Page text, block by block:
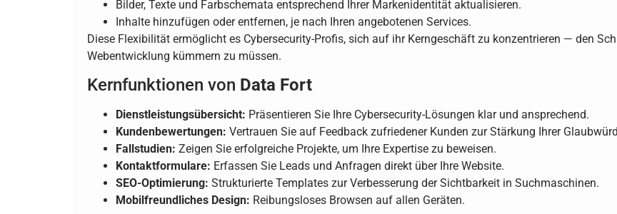
Bilder, Texte und Farbschemata entsprechend Ihrer Markenidentität aktualisieren.
Inhalte hinzufügen oder entfernen, je nach Ihren angebotenen Services.
Diese Flexibilität ermöglicht es Cybersecurity-Profis, sich auf ihr Kerngeschäft zu konzentrieren — den
Webentwicklung kümmern zu müssen.
Kernfunktionen von Data Fort
Dienstleistungsübersicht: Präsentieren Sie Ihre Cybersecurity-Lösungen klar und ansprechend.
Kundenbewertungen: Vertrauen Sie auf Feedback zufriedener Kunden zur Stärkung Ihrer
Fallstudien: Zeigen Sie erfolgreiche Projekte, um Ihre Expertise zu beweisen.
Kontaktformulare: Erfassen Sie Leads und Anfragen direkt über Ihre Website.
SEO-Optimierung: Strukturierte Templates zur Verbesserung der Sichtbarkeit in Suchmaschinen.
Mobilfreundliches Design: Reibungsloses Browsen auf allen Geräten.